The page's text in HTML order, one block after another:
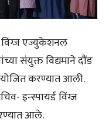
विंग्ज एज्युकेशनल
संयुक्त विद्यमाने दौंड
करण्यात आली.
इन्स्पायर्ड विंग्ज
आले.